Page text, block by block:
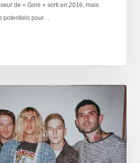
de « Gore » sorti en 2016, mais
potentiels pour…